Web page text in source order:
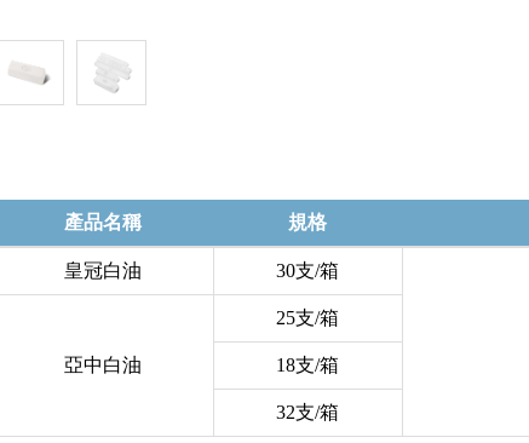
產品名稱 規格
皇冠白油 30支/箱
亞中白油
25支/箱
18支/箱
32支/箱